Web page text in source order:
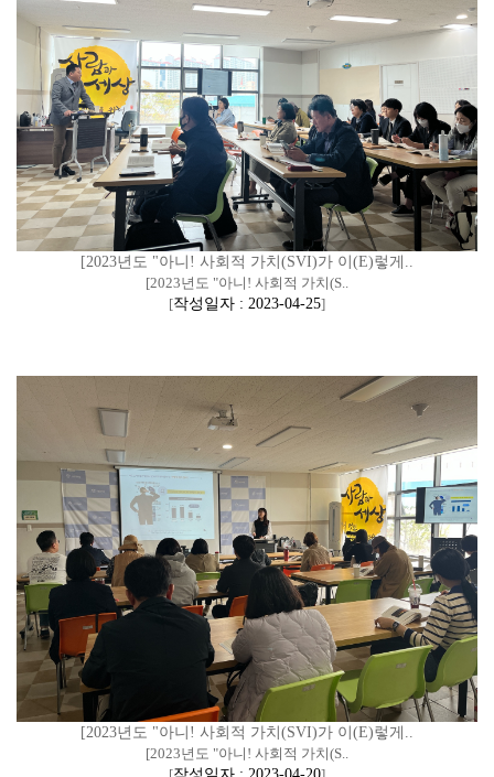
[2023년도 "아니! 사회적 가치(SVI)가 이(E)렇게..
[2023년도 "아니! 사회적 가치(S..
[작성일자 : 2023-04-25]
[2023년도 "아니! 사회적 가치(SVI)가 이(E)렇게..
[2023년도 "아니! 사회적 가치(S..